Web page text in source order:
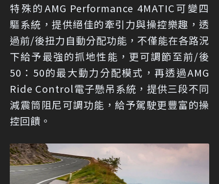
特殊的AMG Performance 4MATIC可變四
驅系統，提供絕佳的牽引力與操控樂趣，透
過前/後扭力自動分配功能，不僅能在各路況
下給予最強的抓地性能，更可調節至前/後
50：50的最大動力分配模式，再透過AMG
Ride Control電子懸吊系統，提供三段不同
減震筒阻尼可調功能，給予駕駛更豐富的操
控回饋。